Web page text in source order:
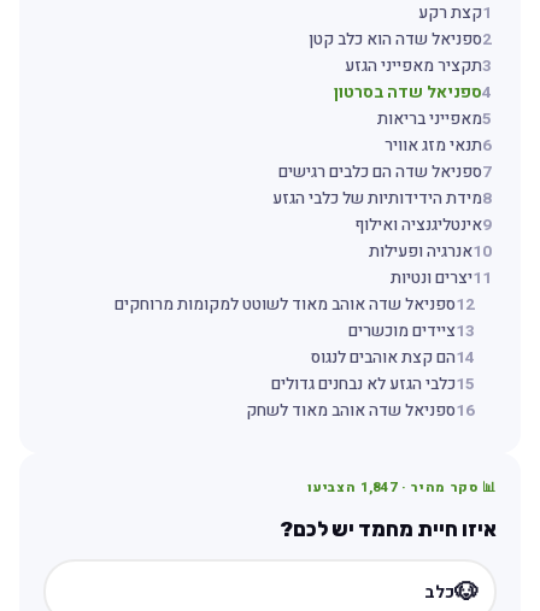
1קצת רקע
2ספניאל שדה הוא כלב קטן
3תקציר מאפייני הגזע
4ספניאל שדה בסרטון
5מאפייני בריאות
6תנאי מזג אוויר
7ספניאל שדה הם כלבים רגישים
8מידת הידידותיות של כלבי הגזע
9אינטליגנציה ואילוף
10אנרגיה ופעילות
11יצרים ונטיות
12ספניאל שדה אוהב מאוד לשוטט למקומות מרוחקים
13ציידים מוכשרים
14הם קצת אוהבים לנגוס
15כלבי הגזע לא נבחנים גדולים
16ספניאל שדה אוהב מאוד לשחק
📊 סקר מהיר ·1,847 הצביעו
איזו חיית מחמד יש לכם?
🐶כלב